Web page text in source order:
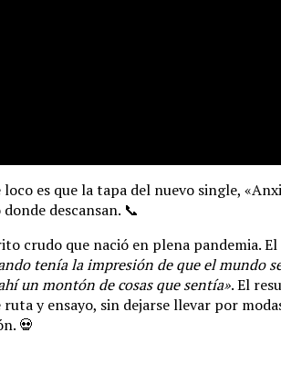
es que la tapa del nuevo single,
descansan. 📞
crudo que nació en plena pandemia.
tenía la impresión de que el mundo
un montón de cosas que sentía». El
y ensayo, sin dejarse llevar por
💀